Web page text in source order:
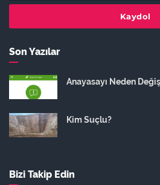
Kaydol
Son Yazılar
Anayasayı Neden
Kim Suçlu?
Bizi Takip Edin